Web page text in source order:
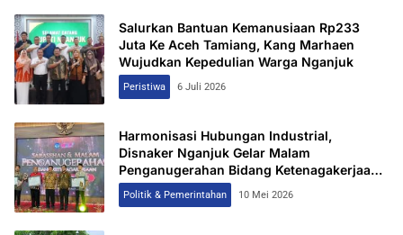
Salurkan Bantuan Kemanusiaan Rp233
Juta Ke Aceh Tamiang, Kang Marhaen
Wujudkan Kepedulian Warga Nganjuk
Peristiwa 6 Juli 2026
Harmonisasi Hubungan Industrial,
Disnaker Nganjuk Gelar Malam
Penganugerahan Bidang Ketenagakerjaan
2026
Politik & Pemerintahan 10 Mei 2026